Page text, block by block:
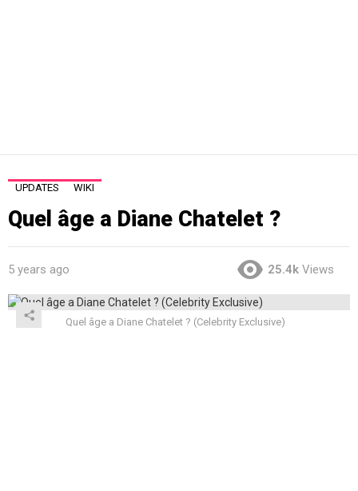
UPDATES WIKI
Quel âge a Diane Chatelet ?
5 years ago 25.4k Views
Quel âge a Diane Chatelet ? (Celebrity Exclusive)